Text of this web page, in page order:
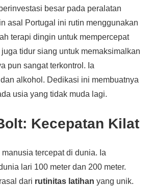
besar pada peralatan
asal Portugal ini rutin menggunakan
terapi dingin untuk mempercepat
tidur siang untuk memaksimalkan
pun sangat terkontrol. Ia
alkohol. Dedikasi ini membuatnya
usia yang tidak muda lagi.
Kecepatan Kilat
tercepat di dunia. Ia
lari 100 meter dan 200 meter.
dari rutinitas latihan yang unik.